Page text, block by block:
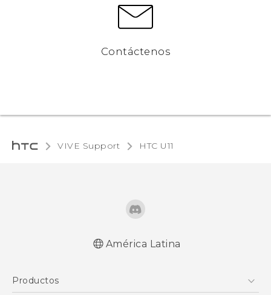
Contáctenos
VIVE Support HTC U11‎
América Latina
Productos